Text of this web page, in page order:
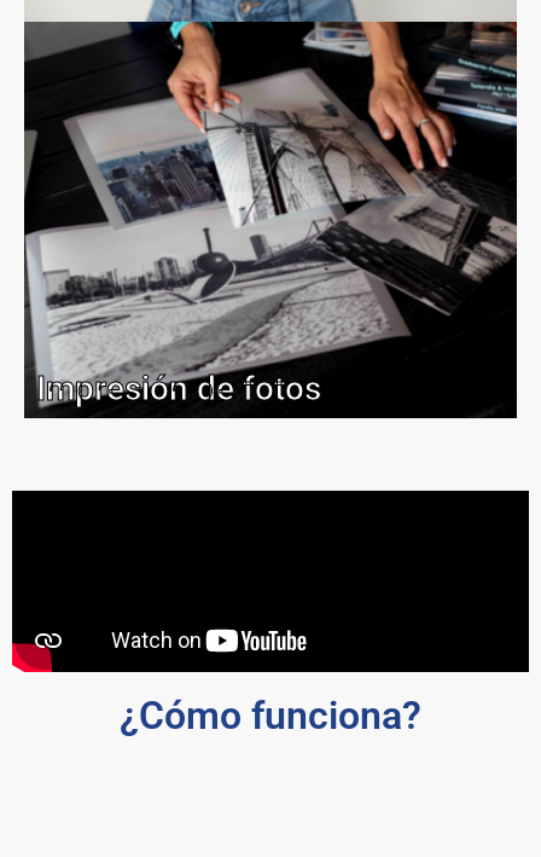
Impresión de fotos
¿Cómo funciona?